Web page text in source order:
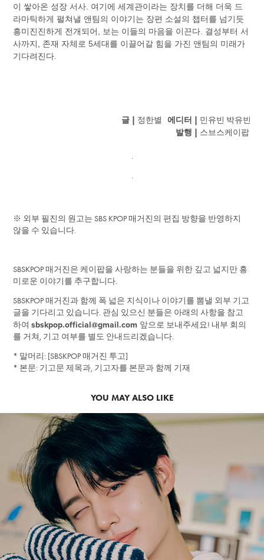
이 쌓아온 성장 서사. 여기에 세계관이라는 장치를 더해 더욱 드
라마틱하게 펼쳐낼 앤팀의 이야기는 장편 소설의 챕터를 넘기듯
흥미진진하게 전개되어, 보는 이들의 마음을 이끈다. 결성부터 서
사까지, 존재 자체로 5세대를 이끌어갈 힘을 가진 앤팀의 미래가
기다려진다.
글 | 정한별 에디터 | 민유빈 박유빈
발행 | 스브스케이팝
.
.
※ 외부 필진의 원고는 SBS KPOP 매거진의 편집 방향을 반영하지
않을 수 있습니다.
SBSKPOP 매거진은 케이팝을 사랑하는 분들을 위한 깊고 넓지만 흥
미로운 이야기를 추구합니다.
SBSKPOP 매거진과 함께 폭 넓은 지식이나 이야기를 뽐낼 외부 기고
글을 기다리고 있습니다. 관심 있으신 분들은 아래의 사항을 참고
하여sbskpop.official@gmail.com 앞으로 보내주세요! 내부 회의
를 거쳐, 기고 여부를 별도 안내드리겠습니다.
* 말머리: [SBSKPOP 매거진 투고]
* 본문: 기고문 제목과, 기고자를 본문과 함께 기재
YOU MAY ALSO LIKE
2023
스브스케이팝 연말결산 #6